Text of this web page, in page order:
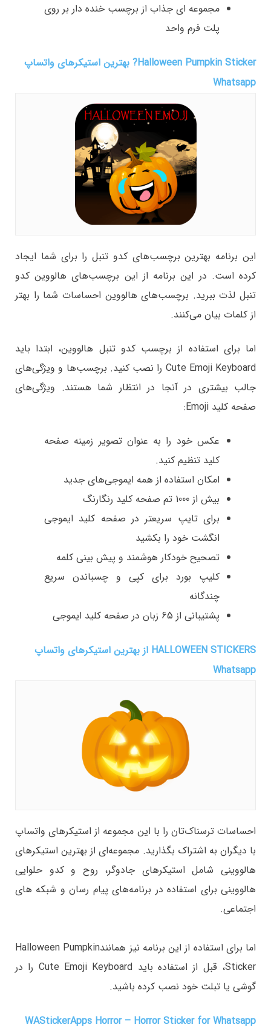
مجموعه ای جذاب از برچسب خنده دار بر روی
پلت فرم واحد
Halloween Pumpkin Sticker? بهترین استیکرهای واتساپ
Whatsapp
این برنامه بهترین برچسب‌های کدو تنبل را برای شما ایجاد
کرده است. در این برنامه از این برچسب‌های هالووین کدو
تنبل لذت ببرید. برچسب‌های هالووین احساسات شما را بهتر
از کلمات بیان می‌کنند.
اما برای استفاده از برچسب کدو تنبل هالووین، ابتدا باید
Cute Emoji Keyboard را نصب کنید. برچسب‌ها و ویژگی‌های
جالب بیشتری در آنجا در انتظار شما هستند. ویژگی‌های
صفحه کلید Emoji:
عکس خود را به عنوان تصویر زمینه صفحه
کلید تنظیم کنید.
امکان استفاده از همه ایموجی‌های جدید
بیش از 1000 تم صفحه کلید رنگارنگ
برای تایپ سریعتر در صفحه کلید ایموجی
انگشت خود را بکشید
تصحیح خودکار هوشمند و پیش بینی کلمه
کلیپ بورد برای کپی و چسباندن سریع
چندگانه
پشتیبانی از 65 زبان در صفحه کلید ایموجی
HALLOWEEN STICKERS از بهترین استیکرهای واتساپ
Whatsapp
احساسات ترسناک‌تان را با این مجموعه از استیکرهای واتساپ
با دیگران به اشتراک بگذارید. مجموعه‌ای از بهترین استیکرهای
هالووینی شامل استیکرهای جادوگر، روح و کدو حلوایی
هالووینی برای استفاده در برنامه‌های پیام رسان و شبکه های
اجتماعی.
اما برای استفاده از این برنامه نیز همانندHalloween Pumpkin
Sticker، قبل از استفاده باید Cute Emoji Keyboard را در
گوشی یا تبلت خود نصب کرده باشید.
WAStickerApps Horror – Horror Sticker for Whatsapp